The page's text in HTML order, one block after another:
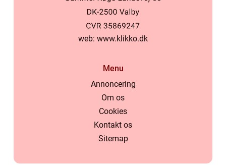
web: www.klikko.dk
Menu
Annoncering
Om os
Cookies
Kontakt os
Sitemap